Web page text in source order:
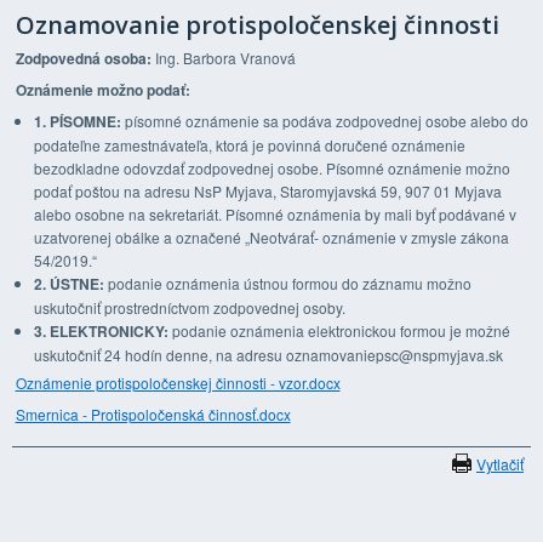
Oznamovanie protispoločenskej činnosti
Zodpovedná osoba: Ing. Barbora Vranová
Oznámenie možno podať:
1. PÍSOMNE: písomné oznámenie sa podáva zodpovednej osobe alebo do
podateľne zamestnávateľa, ktorá je povinná doručené oznámenie
bezodkladne odovzdať zodpovednej osobe. Písomné oznámenie možno
podať poštou na adresu NsP Myjava, Staromyjavská 59, 907 01 Myjava
alebo osobne na sekretariát. Písomné oznámenia by mali byť podávané v
uzatvorenej obálke a označené „Neotvárať- oznámenie v zmysle zákona
54/2019.“
2. ÚSTNE: podanie oznámenia ústnou formou do záznamu možno
uskutočniť prostredníctvom zodpovednej osoby.
3. ELEKTRONICKY: podanie oznámenia elektronickou formou je možné
uskutočniť 24 hodín denne, na adresu oznamovaniepsc@nspmyjava.sk
Oznámenie protispoločenskej činnosti - vzor.docx
Smernica - Protispoločenská činnosť.docx
Vytlačiť